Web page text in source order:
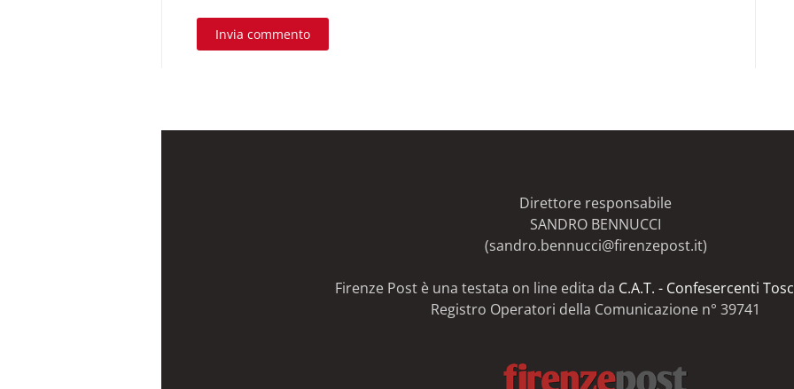
Invia commento
Direttore responsabile
SANDRO BENNUCCI
(sandro.bennucci@firenzepost.it)
Firenze Post è una testata on line edita da C.A.T. - Confesercenti
Registro Operatori della Comunicazione n° 39741